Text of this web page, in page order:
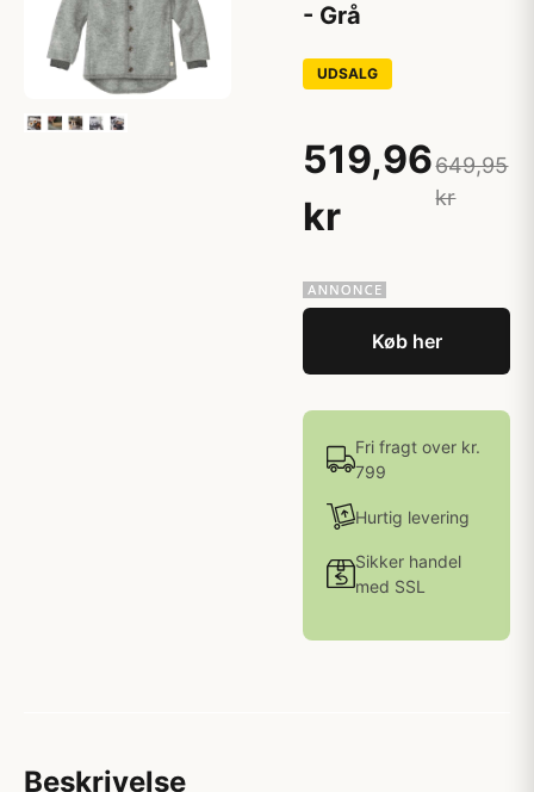
- Grå
UDSALG
519,96
kr
649,95
kr
Køb her
Fri fragt over kr.
799
Hurtig levering
Sikker handel
med SSL
Beskrivelse